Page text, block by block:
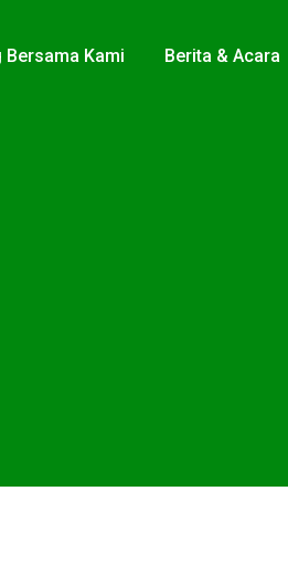
Bersama Kami Berita & Acara